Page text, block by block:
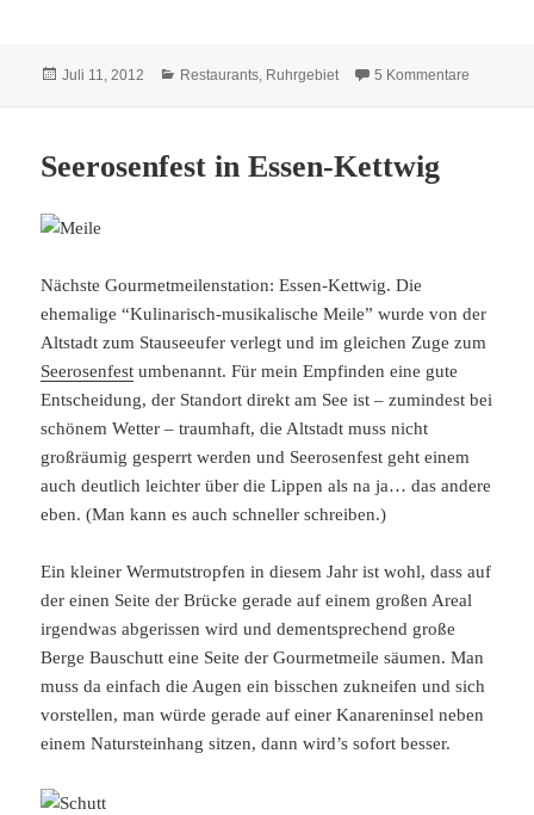
Veröffentlicht
Juli 11, 2012 Kategorien
Restaurants, Ruhrgebiet 5 Kommentare
Seerosenfest in Essen-Kettwig
Nächste Gourmetmeilenstation: Essen-Kettwig. Die
ehemalige “Kulinarisch-musikalische Meile” wurde von der
Altstadt zum Stauseeufer verlegt und im gleichen Zuge zum
Seerosenfest umbenannt. Für mein Empfinden eine gute
Entscheidung, der Standort direkt am See ist – zumindest bei
schönem Wetter – traumhaft, die Altstadt muss nicht
großräumig gesperrt werden und Seerosenfest geht einem
auch deutlich leichter über die Lippen als na ja… das andere
eben. (Man kann es auch schneller schreiben.)
Ein kleiner Wermutstropfen in diesem Jahr ist wohl, dass auf
der einen Seite der Brücke gerade auf einem großen Areal
irgendwas abgerissen wird und dementsprechend große
Berge Bauschutt eine Seite der Gourmetmeile säumen. Man
muss da einfach die Augen ein bisschen zukneifen und sich
vorstellen, man würde gerade auf einer Kanareninsel neben
einem Natursteinhang sitzen, dann wird’s sofort besser.